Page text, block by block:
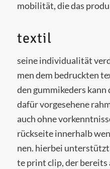
mobi­li­tät, die das
textil
sei­ne indi­vi­dua­li­tät
men dem bedruck­ten
den gum­mi­k­eders
dafür vor­ge­se­he­ne
auch ohne
rück­sei­te inner­halb
nen. hier­bei
te print clip, der